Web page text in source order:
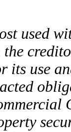
used
the
its use